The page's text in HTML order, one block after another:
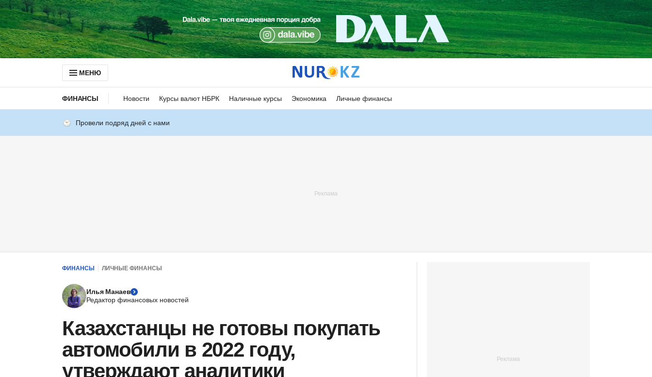
МЕНЮ
ФИНАНСЫ Новости Курсы валют НБРК Наличные курсы Экономика Личные финансы
Провели подряд дней с нами
ФИНАНСЫ ЛИЧНЫЕ ФИНАНСЫ
Илья Манаев
Редактор финансовых новостей
Казахстанцы не готовы покупать
автомобили в 2022 году,
утверждают аналитики